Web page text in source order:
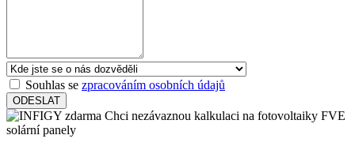
Souhlas se zpracováním osobních údajů
ODESLAT